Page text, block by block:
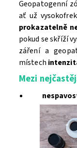
Geopatogenní
ať už
prokazatelně
pokud se skříží
záření a
místech
Mezi